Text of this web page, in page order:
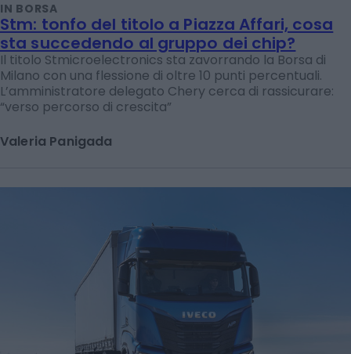
IN BORSA
Stm: tonfo del titolo a Piazza Affari, cosa
sta succedendo al gruppo dei chip?
Il titolo Stmicroelectronics sta zavorrando la Borsa di
Milano con una flessione di oltre 10 punti percentuali.
L’amministratore delegato Chery cerca di rassicurare:
“verso percorso di crescita”
Valeria Panigada